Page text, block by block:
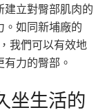
立對臀部肌肉的
如同新埔廠的
我們可以有效地
力的臀部。
坐生活的